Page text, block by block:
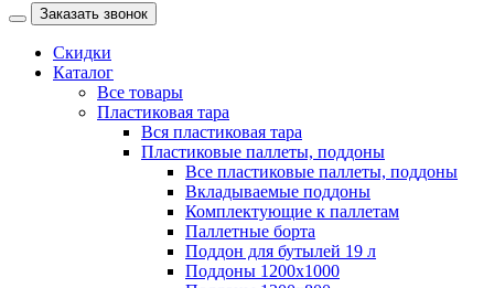
Заказать звонок
Скидки
Каталог
Все товары
Пластиковая тара
Вся пластиковая тара
Пластиковые паллеты, поддоны
Все пластиковые паллеты, поддоны
Вкладываемые поддоны
Комплектующие к паллетам
Паллетные борта
Поддон для бутылей 19 л
Поддоны 1200х1000